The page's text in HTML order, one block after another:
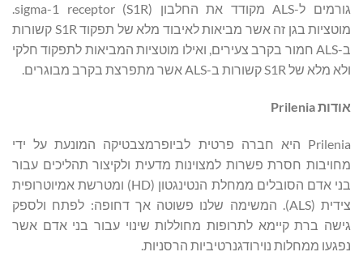
גורמים ל-ALS מקודד את החלבון sigma-1 receptor (S1R).
מוטציות בגן זה אשר מביאות לאיבוד מלא של תפקוד S1R קשורות
ב-ALS חמור בקרב צעירים, ואילו מוטציות המביאות לתפקוד חלקי
ולא מלא של S1R קשורות ב-ALS אשר מתפרצת בקרב מבוגרים.
אודותPrilenia
Prilenia היא חברה פרטית לביופרמצבטיקה המונעת על ידי
מחויבות חסרת פשרות למצוינות מדעית ולקיצור תהליכים עבור
בני אדם הסובלים ממחלת הנטינגטון (HD) ומטרשת אמיוטרופית
צידית (ALS). המשימה שלנו פשוטה אך דחופה: לפתח ולספק
גישה ברת קיימא לתרופות מחוללות שינוי עבור בני אדם אשר
נפגעו ממחלות נוירודגנרטיביות הרסניות.